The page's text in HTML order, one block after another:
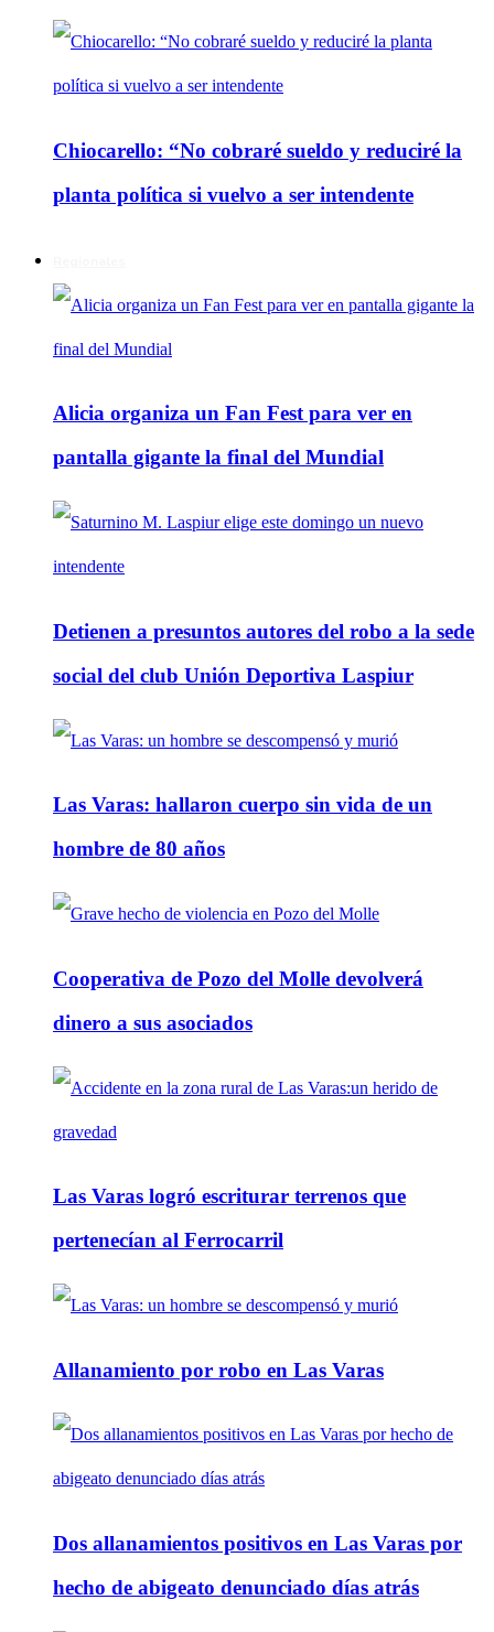
Chiocarello: “No cobraré sueldo y reduciré la
planta política si vuelvo a ser intendente
Alicia organiza un Fan Fest para ver en
pantalla gigante la final del Mundial
Detienen a presuntos autores del robo a la sede
social del club Unión Deportiva Laspiur
Las Varas: hallaron cuerpo sin vida de un
hombre de 80 años
Cooperativa de Pozo del Molle devolverá
dinero a sus asociados
Las Varas logró escriturar terrenos que
pertenecían al Ferrocarril
Allanamiento por robo en Las Varas
Dos allanamientos positivos en Las Varas por
hecho de abigeato denunciado días atrás